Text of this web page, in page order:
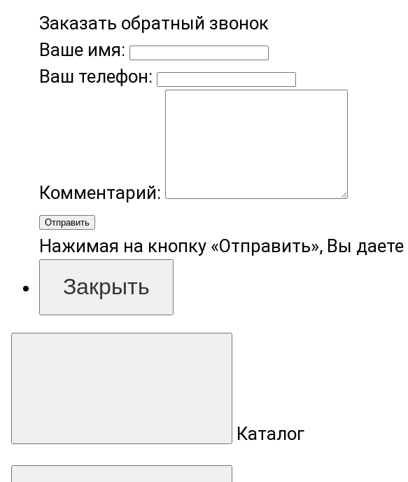
Заказать обратный звонок
Ваше имя:
Ваш телефон:
Комментарий:
Отправить
Нажимая на кнопку «Отправить», Вы даете
Закрыть
Каталог